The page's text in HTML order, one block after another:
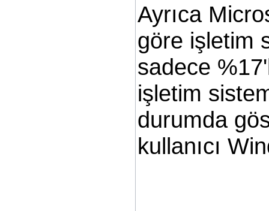
Ayrıca
göre işletim
sadece
işletim
durumda
kullanıcı